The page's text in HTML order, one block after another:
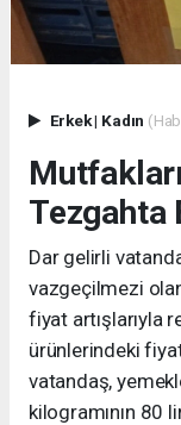
Erkek| Kadın
Tezgahta
Dar gelirli
vazgeçilmezi
fiyat artışlarıyla
ürünlerindeki fiyat
vatandaş,
kilogramının 80